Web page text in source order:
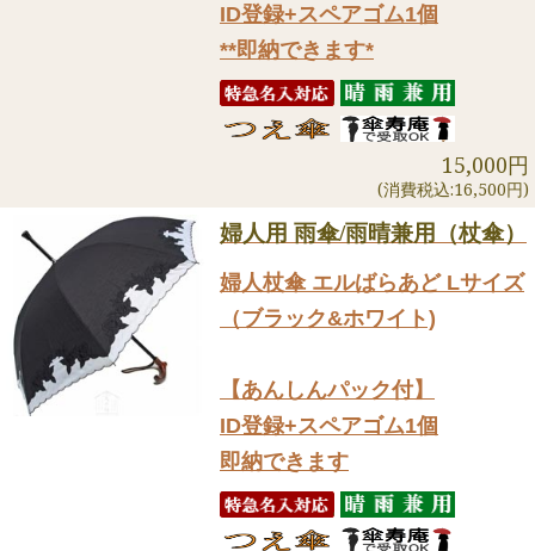
ID登録+スペアゴム1個
**即納できます*
15,000円
(消費税込:16,500円)
婦人用 雨傘/雨晴兼用（杖傘）
婦人杖傘 エルばらあど Lサイズ
（ブラック&ホワイト)
【あんしんパック付】
ID登録+スペアゴム1個
即納できます